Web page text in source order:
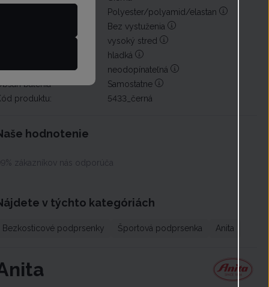
Polyester/polyamid/elastan
Bez vystuženia
vysoký stred
hladká
neodopínateľná
balenia
Samostatne
produktu:
5433_černá
hodnotenie
99% zákazníkov nás odporúča
v týchto kategóriách
Bezkosticové podprsenky Športová podprsenka Anita